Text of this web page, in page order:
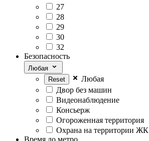
27
28
29
30
32
Безопасность
Любая
Любая
Двор без машин
Видеонаблюдение
Консьерж
Огороженная территория
Охрана на территории ЖК
Время до метро